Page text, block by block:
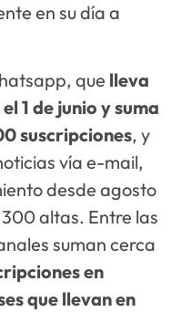
en su día a
que lleva
1 de junio y suma
suscripciones, y
vía e-mail,
desde agosto
altas. Entre las
suman cerca
en
que llevan en